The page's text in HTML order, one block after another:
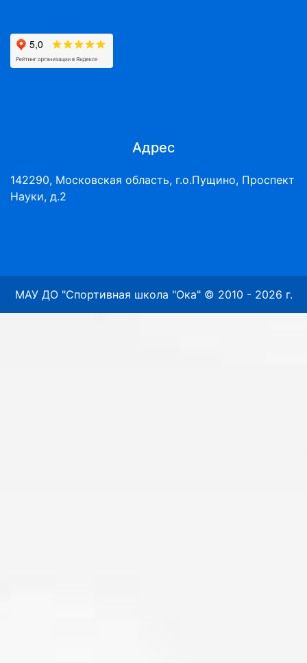
Адрес
142290, Московская область, г.о.Пущино, Проспект
Науки, д.2
МАУ ДО "Спортивная школа "Ока" © 2010 - 2026 г.